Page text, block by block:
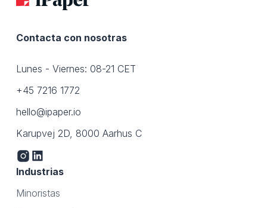
Contacta con nosotras
Lunes - Viernes: 08-21 CET
+45 7216 1772
hello@ipaper.io
Karupvej 2D, 8000 Aarhus C
Industrias
Minoristas